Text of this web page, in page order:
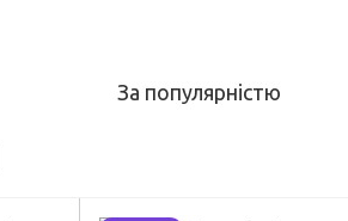
За популярністю